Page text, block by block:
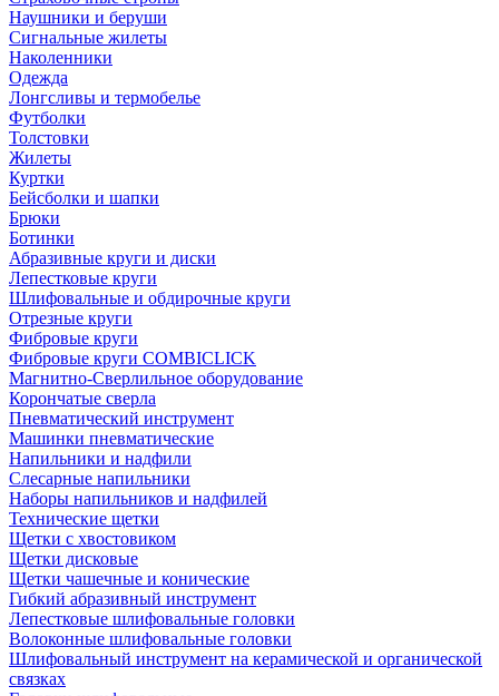
Наушники и беруши
Сигнальные жилеты
Наколенники
Одежда
Лонгсливы и термобелье
Футболки
Толстовки
Жилеты
Куртки
Бейсболки и шапки
Брюки
Ботинки
Абразивные круги и диски
Лепестковые круги
Шлифовальные и обдирочные круги
Отрезные круги
Фибровые круги
Фибровые круги COMBICLICK
Магнитно-Сверлильное оборудование
Корончатые сверла
Пневматический инструмент
Машинки пневматические
Напильники и надфили
Слесарные напильники
Наборы напильников и надфилей
Технические щетки
Щетки с хвостовиком
Щетки дисковые
Щетки чашечные и конические
Гибкий абразивный инструмент
Лепестковые шлифовальные головки
Волоконные шлифовальные головки
Шлифовальный инструмент на керамической и органической
связках